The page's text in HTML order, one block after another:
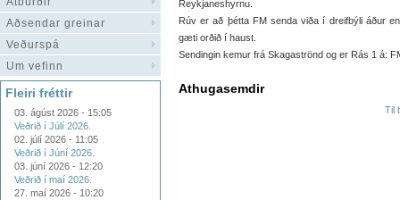
Aðsendar greinar
Veðurspá
Um vefinn
Fleiri fréttir
03. ágúst 2026 - 15:05
Veðrið í Júlí 2026.
02. júlí 2026 - 11:05
Veðrið í Júní 2026.
03. júní 2026 - 12:20
Veðrið í maí 2026.
27. maí 2026 - 10:20
Reykjaneshyrnu.
Rúv er að þétta FM senda viða í dreifbýli áður
gæti orðið í haust.
Sendingin kemur frá Skagaströnd og er Rás 1 á:
Athugasemdir
Til